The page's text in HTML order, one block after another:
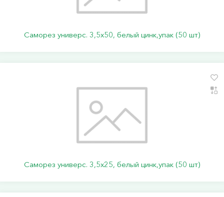
Саморез универс. 3,5х50, белый цинк,упак (50 шт)
Саморез универс. 3,5х25, белый цинк,упак (50 шт)